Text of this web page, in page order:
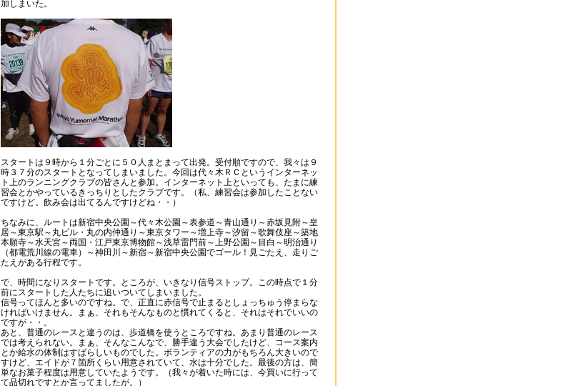
加しまいた。
スタートは９時から１分ごとに５０人まとまって出発。受付順ですので、我々は９
時３７分のスタートとなってしまいました。今回は代々木ＲＣというインターネッ
ト上のランニングクラブの皆さんと参加。インターネット上といっても、たまに練
習会とかやっているきっちりとしたクラブです。（私、練習会は参加したことない
ですけど。飲み会は出てるんですけどね・・）
ちなみに、ルートは新宿中央公園～代々木公園～表参道～青山通り～赤坂見附～皇
居～東京駅～丸ビル・丸の内仲通り～東京タワー～増上寺～汐留～歌舞伎座～築地
本願寺～水天宮～両国・江戸東京博物館～浅草雷門前～上野公園～目白～明治通り
（都電荒川線の電車）～神田川～新宿～新宿中央公園でゴール！見ごたえ、走りご
たえがある行程です。
で、時間になりスタートです。ところが、いきなり信号ストップ。この時点で１分
前にスタートした人たちに追いついてしまいました。
信号ってほんと多いのですね。で、正直に赤信号で止まるとしょっちゅう停まらな
ければいけません。まぁ、それもそんなものと慣れてくると、それはそれでいいの
ですが・・。
あと、普通のレースと違うのは、歩道橋を使うところですね。あまり普通のレース
では考えられない。まぁ、そんなこんなで、勝手違う大会でしたけど、コース案内
とか給水の体制はすばらしいものでした。ボランティアの力がもちろん大きいので
すけど、エイドが７箇所くらい用意されていて、水は十分でした。最後の方は、簡
単なお菓子程度は用意していたようです。（我々が着いた時には、今買いに行って
て品切れですとか言ってましたが。）